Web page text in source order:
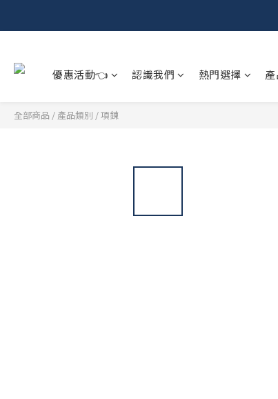
優惠活動👈 認識我們 熱門選擇
全部商品 / 產品類別 /項鍊